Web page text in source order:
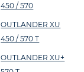
450 / 570
OUTLANDER XU
450 / 570 T
OUTLANDER XU+